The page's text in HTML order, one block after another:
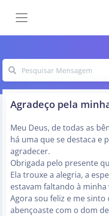
Agradeço pela
Meu Deus, de todas as
há uma que se destaca e
agradecer.
Obrigada pelo presente
Ela trouxe a alegria, a
estavam faltando à minha
Agora sou feliz e me
abençoaste com o dom